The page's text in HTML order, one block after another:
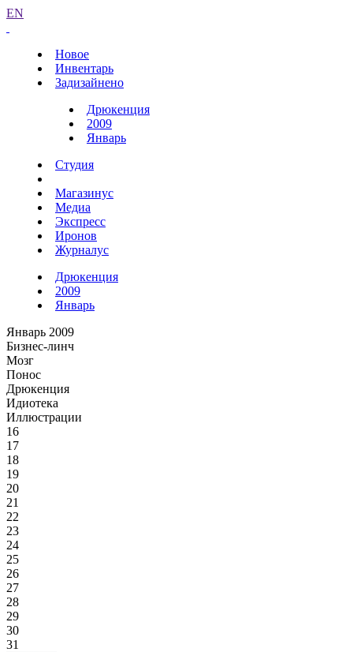
EN
Новое
Инвентарь
Задизайнено
Дрюкенция
2009
Январь
Студия
Магазинус
Медиа
Экспресс
Иронов
Журналус
Дрюкенция
2009
Январь
Январь 2009
Бизнес-линч
Мозг
Понос
Дрюкенция
Идиотека
Иллюстрации
16
17
18
19
20
21
22
23
24
25
26
27
28
29
30
31